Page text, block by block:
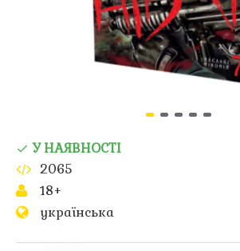
У НАЯВНОСТІ
2065
18+
українська